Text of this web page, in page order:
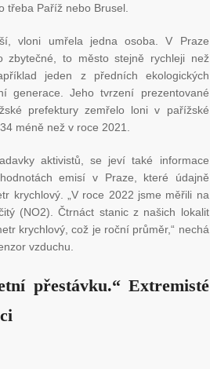
třeba Paříž nebo Brusel.
vloni umřela jedna osoba. V Praze
to město stejně rychleji než
jeden z předních ekologických
generace. Jeho tvrzení prezentované
prefektury zemřelo loni v pařížské
34 méně než v roce 2021.
aktivistů, se jeví také informace
emisí v Praze, které údajně
krychlový. „V roce 2022 jsme měřili na
(NO2). Čtrnáct stanic z našich lokalit
krychlový, což je roční průměr,“ nechá
vzduchu.
přestávku.“ Extremisté